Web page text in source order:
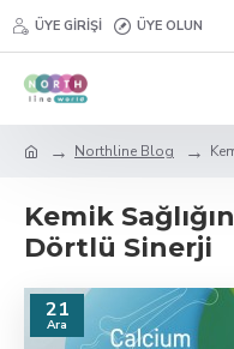
ÜYE GIRIŞI ÜYE OLUN
Northline Blog
Kemik
Dörtlü Sinerji
21
Ara